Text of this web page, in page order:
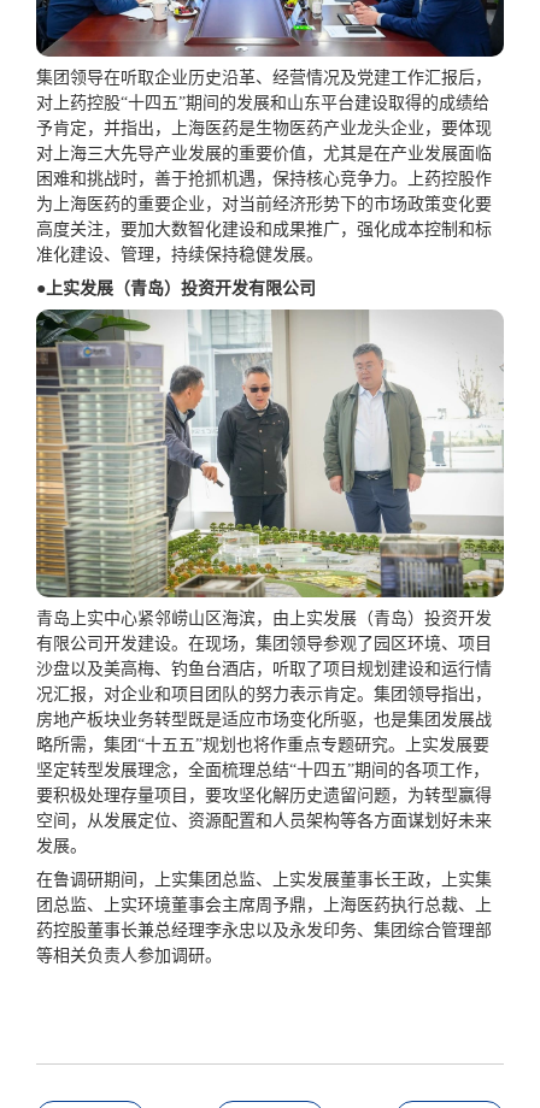
集团领导在听取企业历史沿革、经营情况及党建工作汇报后，
对上药控股“十四五”期间的发展和山东平台建设取得的成绩给
予肯定，并指出，上海医药是生物医药产业龙头企业，要体现
对上海三大先导产业发展的重要价值，尤其是在产业发展面临
困难和挑战时，善于抢抓机遇，保持核心竞争力。上药控股作
为上海医药的重要企业，对当前经济形势下的市场政策变化要
高度关注，要加大数智化建设和成果推广，强化成本控制和标
准化建设、管理，持续保持稳健发展。
●上实发展（青岛）投资开发有限公司
青岛上实中心紧邻崂山区海滨，由上实发展（青岛）投资开发
有限公司开发建设。在现场，集团领导参观了园区环境、项目
沙盘以及美高梅、钓鱼台酒店，听取了项目规划建设和运行情
况汇报，对企业和项目团队的努力表示肯定。集团领导指出，
房地产板块业务转型既是适应市场变化所驱，也是集团发展战
略所需，集团“十五五”规划也将作重点专题研究。上实发展要
坚定转型发展理念，全面梳理总结“十四五”期间的各项工作，
要积极处理存量项目，要攻坚化解历史遗留问题，为转型赢得
空间，从发展定位、资源配置和人员架构等各方面谋划好未来
发展。
在鲁调研期间，上实集团总监、上实发展董事长王政，上实集
团总监、上实环境董事会主席周予鼎，上海医药执行总裁、上
药控股董事长兼总经理李永忠以及永发印务、集团综合管理部
等相关负责人参加调研。